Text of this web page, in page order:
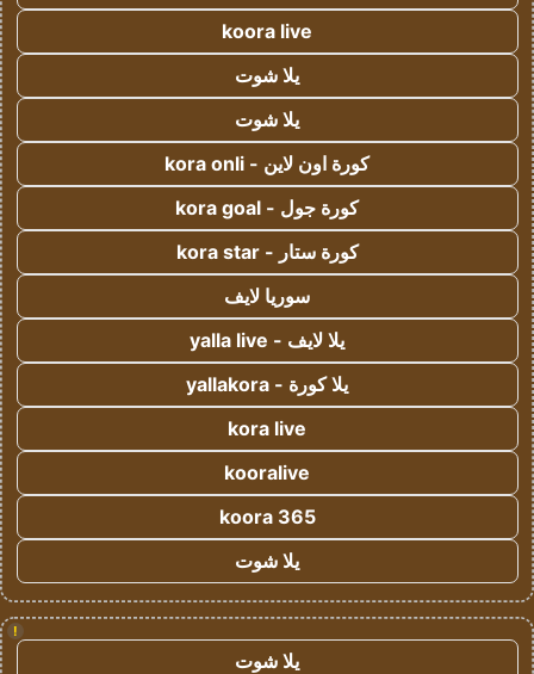
koora live
يلا شوت
يلا شوت
كورة اون لاين - kora onli
كورة جول - kora goal
كورة ستار - kora star
سوريا لايف
يلا لايف - yalla live
يلا كورة - yallakora
kora live
kooralive
koora 365
يلا شوت
!
يلا شوت